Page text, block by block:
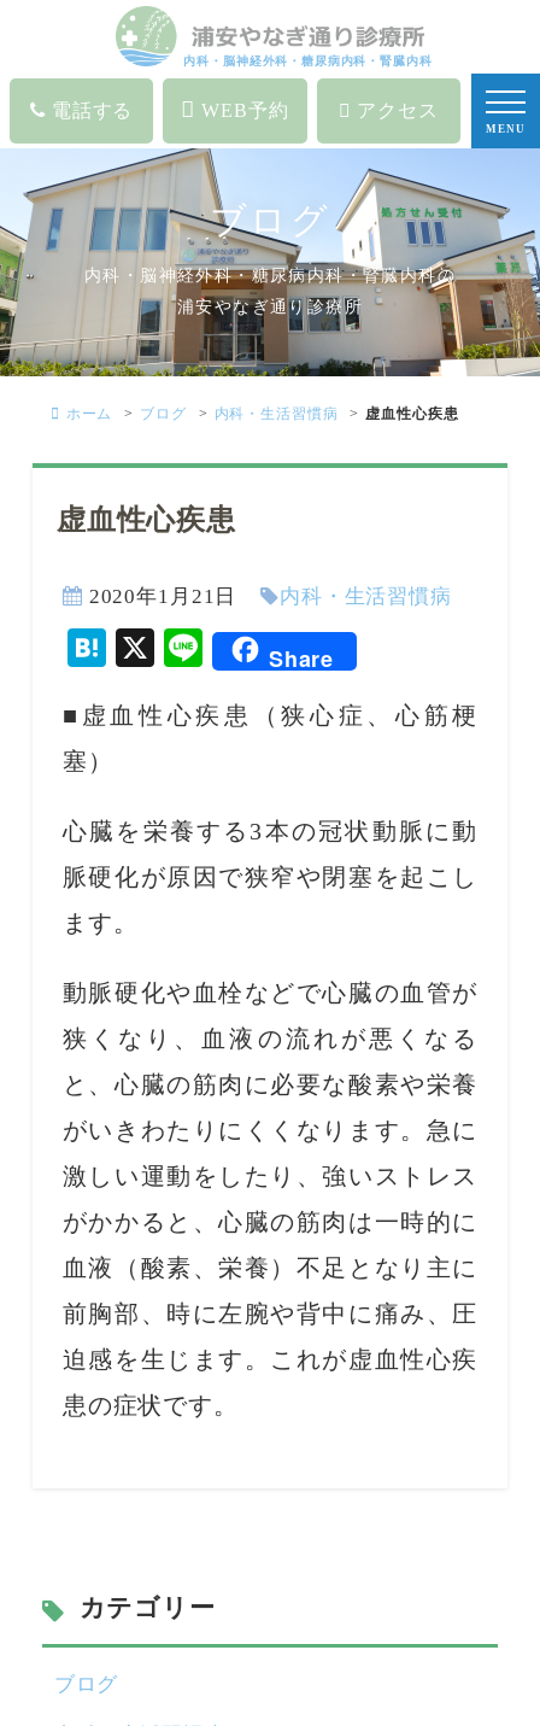
内科・脳神経外科・糖尿病内科・腎臓内科
電話する WEB予約 アクセス
MENU
ブログ
内科・脳神経外科・糖尿病内科・腎臓内科の
浦安やなぎ通り診療所
ホーム ブログ 内科・生活習慣病 虚血性心疾患
虚血性心疾患
2020年1月21日 内科・生活習慣病
Hatena
X LineShare
■虚血性心疾患（狭心症、心筋梗
塞）
心臓を栄養する3本の冠状動脈に動
脈硬化が原因で狭窄や閉塞を起こし
ます。
動脈硬化や血栓などで心臓の血管が
狭くなり、血液の流れが悪くなる
と、心臓の筋肉に必要な酸素や栄養
がいきわたりにくくなります。急に
激しい運動をしたり、強いストレス
がかかると、心臓の筋肉は一時的に
血液（酸素、栄養）不足となり主に
前胸部、時に左腕や背中に痛み、圧
迫感を生じます。これが虚血性心疾
患の症状です。
カテゴリー
ブログ